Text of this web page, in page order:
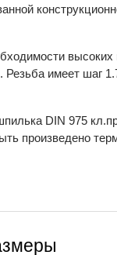
высоких
имеет шаг
DIN 975
произведено